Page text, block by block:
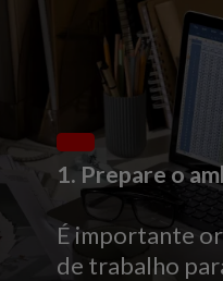
1. Prepare o
É importante
de trabalho